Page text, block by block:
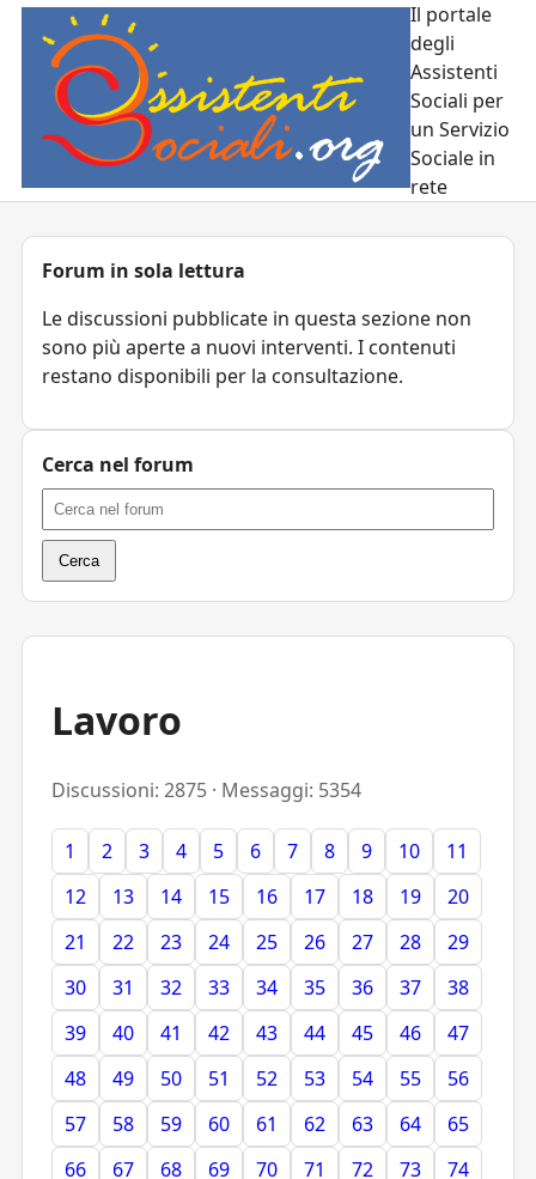
Il portale
degli
Assistenti
Sociali per
un Servizio
Sociale in
rete
Lavoro
Discussioni: 2875 · Messaggi: 5354
1 2 3 4 5 6 7 8 9 10
11
12
13 14 15 16 17 18 19
20
21
22 23 24 25 26 27 28
29
30
31 32 33 34 35 36 37
38
39
40 41 42 43 44 45 46
47
48
49 50 51 52 53 54 55
56
57
58 59 60 61 62 63 64
65
66
67 68 69 70 71 72 73
74
Forum in sola lettura
Le discussioni pubblicate in questa sezione non
sono più aperte a nuovi interventi. I contenuti
restano disponibili per la consultazione.
Cerca nel forum
Cerca